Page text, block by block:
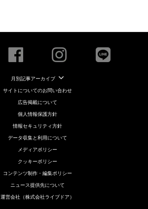
月別記事アーカイブ
サイトについてのお問い合わせ
広告掲載について
個人情報保護方針
情報セキュリティ方針
データ収集と利用について
メディアポリシー
クッキーポリシー
コンテンツ制作・編集ポリシー
ニュース提供先について
運営会社（株式会社ライブドア）